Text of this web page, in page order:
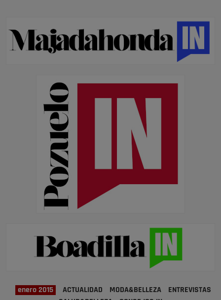
enero 2015 ACTUALIDAD MODA&BELLEZA
ENTREVISTAS